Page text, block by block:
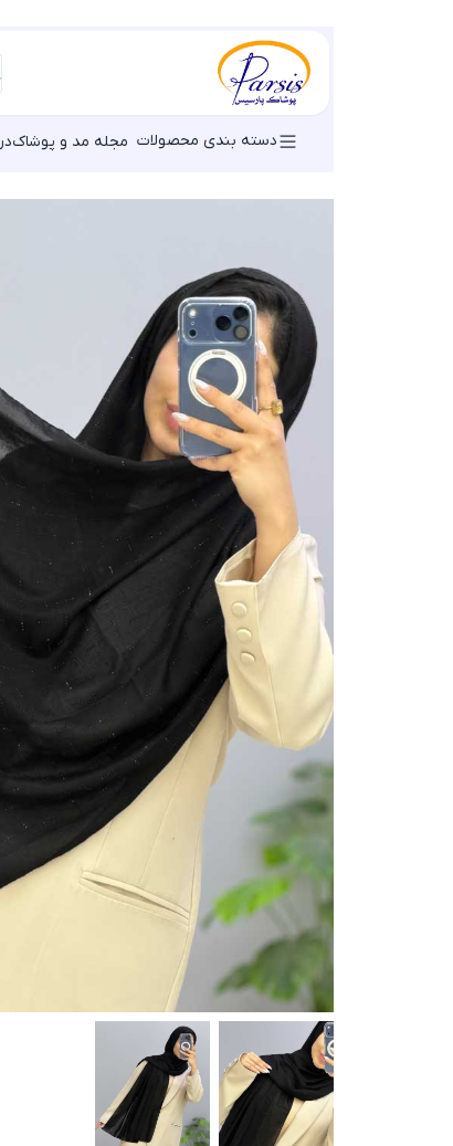
دسته بندی محصولات مجله مد و پوشاک